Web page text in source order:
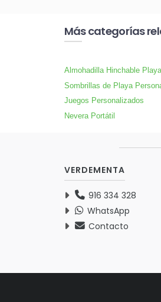
Más categorías
Almohadilla Hinchable Playa
Sombrillas de Playa
Juegos Personalizados
Nevera Portátil
VERDEMENTA
916 334 328
WhatsApp
Contacto